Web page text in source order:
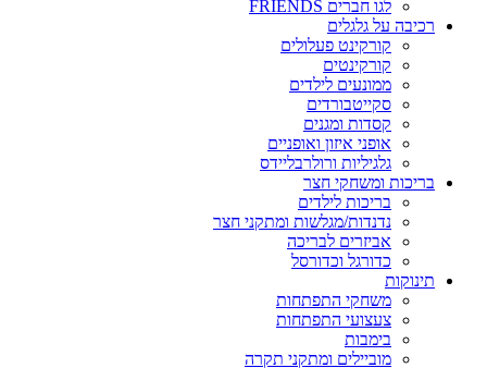
לגו חברים FRIENDS
רכיבה על גלגלים
קורקינט פעלולים
קורקינטים
ממונעים לילדים
סקייטבורדים
קסדות ומגנים
אופני איזון ואופניים
גלגיליות ורולרבליידס
בריכות ומשחקי חצר
בריכות לילדים
נדנדות/מגלשות ומתקני חצר
אביזרים לבריכה
כדורגל וכדורסל
תינוקות
משחקי התפתחות
צעצועי התפתחות
בימבות
מוביילים ומתקני תקרה